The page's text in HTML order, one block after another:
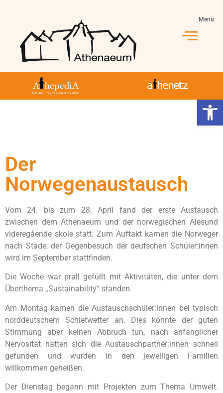
Menü
Der
Norwegenaustausch
Vom 24. bis zum 28. April fand der erste Austausch
zwischen dem Athenaeum und der norwegischen Ålesund
videregående skole statt. Zum Auftakt kamen die Norweger
nach Stade, der Gegenbesuch der deutschen Schüler:innen
wird im September stattfinden.
Die Woche war prall gefüllt mit Aktivitäten, die unter dem
Überthema „Sustainability“ standen.
Am Montag kamen die Austauschschüler:innen bei typisch
norddeutschem Schietwetter an. Dies konnte der guten
Stimmung aber keinen Abbruch tun, nach anfänglicher
Nervosität hatten sich die Austauschpartner:innen schnell
gefunden und wurden in den jeweiligen Familien
willkommen geheißen.
Der Dienstag begann mit Projekten zum Thema Umwelt.